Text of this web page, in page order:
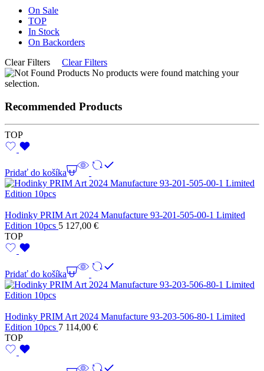
On Sale
TOP
In Stock
On Backorders
Clear Filters
Clear Filters
No products were found matching your
selection.
Recommended Products
TOP
Pridať do košíka
Hodinky PRIM Art 2024 Manufacture 93-201-505-00-1 Limited
Edition 10pcs 5 127,00 €
TOP
Pridať do košíka
Hodinky PRIM Art 2024 Manufacture 93-203-506-80-1 Limited
Edition 10pcs 7 114,00 €
TOP